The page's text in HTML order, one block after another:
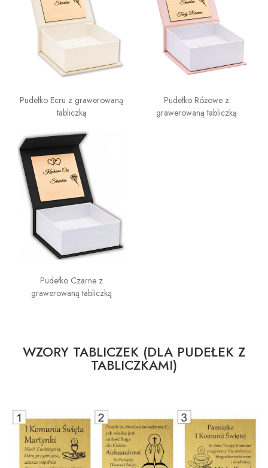
Pudełko Ecru z grawerowaną
tabliczką
Pudełko Różowe z
grawerowaną tabliczką
Pudełko Czarne z
grawerowaną tabliczką
WZORY TABLICZEK (DLA PUDEŁEK Z
TABLICZKAMI)